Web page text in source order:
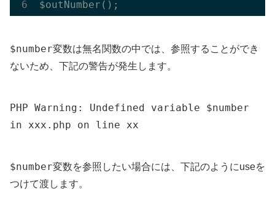
$number変数は無名関数の中では、参照することができ
ないため、下記の警告が発生します。
PHP Warning: Undefined variable $number
in xxx.php on line xx
$number変数を参照したい場合には、下記のようにuseを
つけて渡します。